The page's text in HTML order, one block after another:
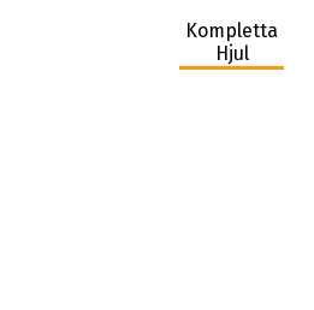
Kompletta
Hjul